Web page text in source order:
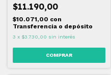
$11.190,00
$10.071,00 con
Transferencia o depósito
3 x $3.730,00 sin interés